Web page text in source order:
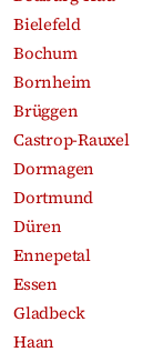
Bielefeld
Bochum
Bornheim
Brüggen
Castrop-Rauxel
Dormagen
Dortmund
Düren
Ennepetal
Essen
Gladbeck
Haan